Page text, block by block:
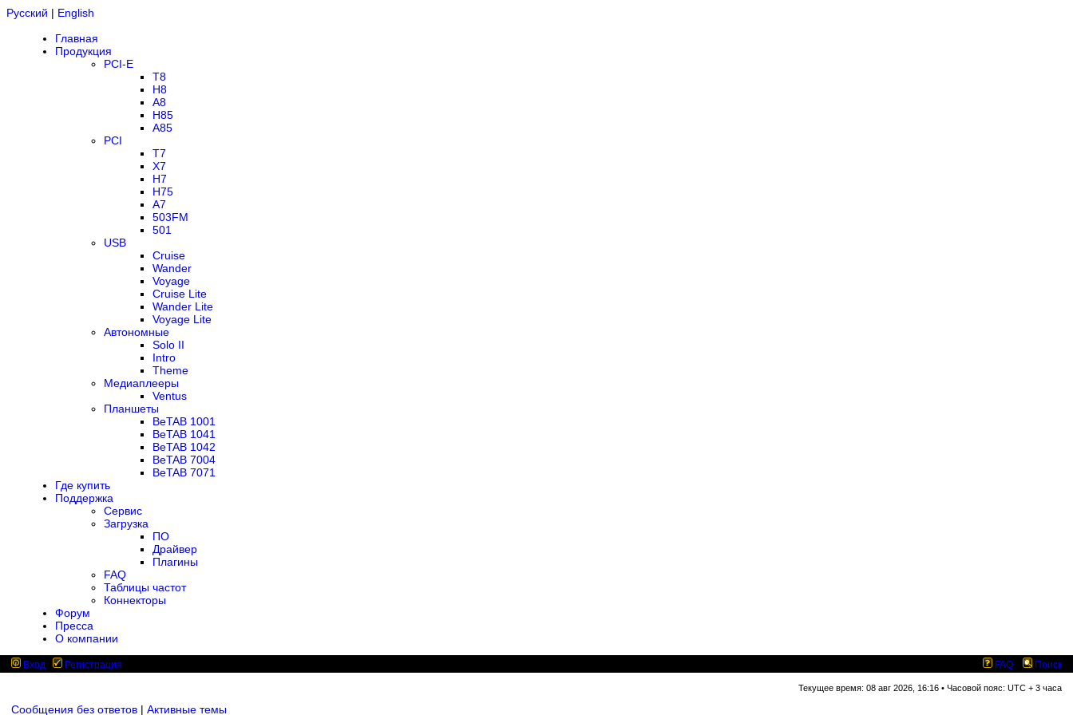
Русский | English
Главная
Продукция
PCI-E
T8
H8
A8
H85
A85
PCI
T7
X7
H7
H75
A7
503FM
501
USB
Cruise
Wander
Voyage
Cruise Lite
Wander Lite
Voyage Lite
Автономные
Solo II
Intro
Theme
Медиаплееры
Ventus
Планшеты
BeTAB 1001
BeTAB 1041
BeTAB 1042
BeTAB 7004
BeTAB 7071
Где купить
Поддержка
Сервис
Загрузка
ПО
Драйвер
Плагины
FAQ
Таблицы частот
Коннекторы
Форум
Пресса
О компании
Вход Регистрация FAQ Поиск
Текущее время: 08 авг 2026, 16:16 • Часовой пояс: UTC + 3 часа
Сообщения без ответов | Активные темы